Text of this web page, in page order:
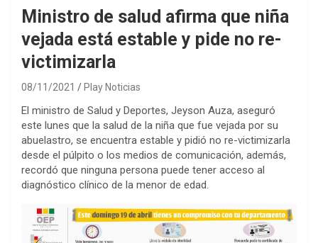
Ministro de salud afirma que niña
vejada está estable y pide no re-
victimizarla
08/11/2021 Play Noticias
El ministro de Salud y Deportes, Jeyson Auza, aseguró
este lunes que la salud de la niña que fue vejada por su
abuelastro, se encuentra estable y pidió no re-victimizarla
desde el púlpito o los medios de comunicación, además,
recordó que ninguna persona puede tener acceso al
diagnóstico clínico de la menor de edad.